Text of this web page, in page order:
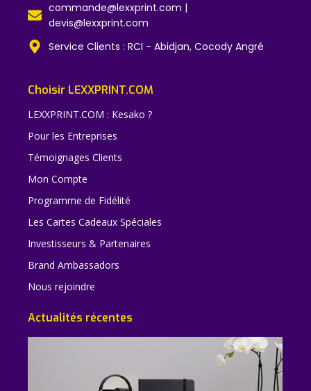
commande@lexxprint.com |
devis@lexxprint.com
Service Clients : RCI - Abidjan, Cocody Angré
Choisir LEXXPRINT.COM
LEXXPRINT.COM : Kesako ?
Pour les Entreprises
Témoignages Clients
Mon Compte
Programme de Fidélité
Les Cartes Cadeaux Spéciales
Investisseurs & Partenaires
Brand Ambassadors
Nous rejoindre
Actualités récentes